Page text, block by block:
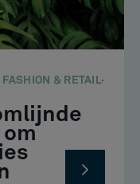
& RETAIL